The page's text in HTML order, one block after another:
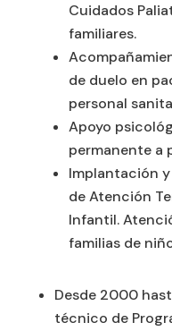
Cuidados
familiares.
de duelo en
personal
Apoyo
permanente a
Implantación
de Atención
Infantil.
familias de
Desde 2000
técnico de